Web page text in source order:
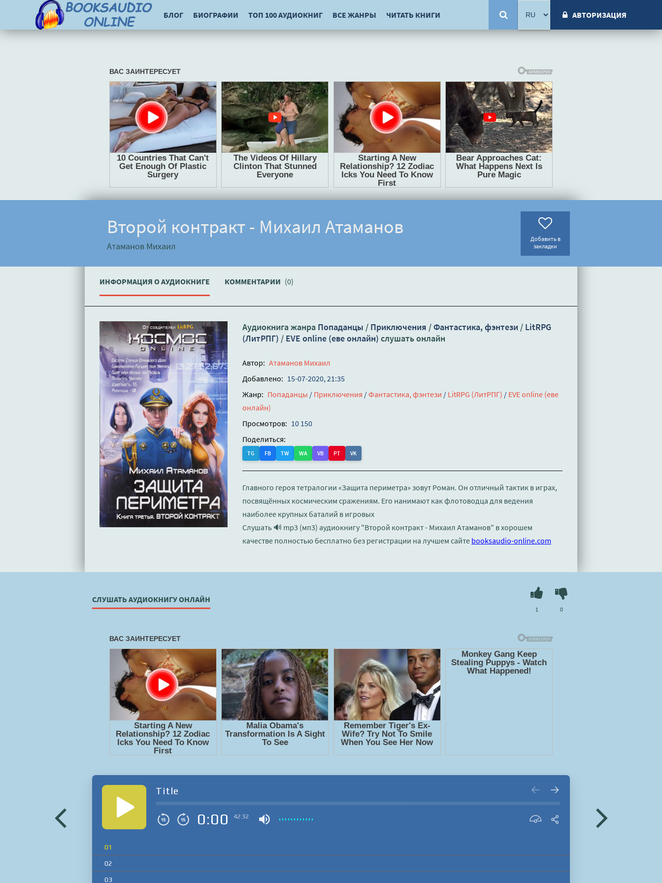
БЛОГ БИОГРАФИИ ТОП 100 АУДИОКНИГ ВСЕ ЖАНРЫ ЧИТАТЬ КНИГИ АВТОРИЗАЦИЯ
Второй контракт - Михаил Атаманов
Атаманов Михаил
Добавить в
закладки
ИНФОРМАЦИЯ О АУДИОКНИГЕ КОММЕНТАРИИ (0)
Аудиокнига жанра Попаданцы / Приключения /Фантастика, фэнтези / LitRPG
(ЛитРПГ) / EVE online (еве онлайн) слушать онлайн
Автор: Атаманов Михаил
Добавлено: 15-07-2020, 21:35
Жанр: Попаданцы / Приключения /Фантастика, фэнтези / LitRPG (ЛитРПГ) / EVE online (еве
онлайн)
Просмотров: 10 150
Поделиться:
TG FB TW WA VB PT VK
Главного героя тетралогии «Защита периметра» зовут Роман. Он отличный тактик в играх,
посвящённых космическим сражениям. Его нанимают как флотоводца для ведения
наиболее крупных баталий в игровых
Слушать 🔊 mp3 (мп3) аудиокнигу "Второй контракт - Михаил Атаманов" в хорошем
качестве полностью бесплатно без регистрации на лучшем сайте booksaudio-online.com
СЛУШАТЬ АУДИОКНИГУ ОНЛАЙН
1 0
Title
0:00 42:32
01
02
03